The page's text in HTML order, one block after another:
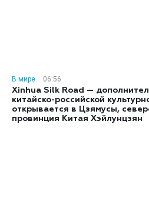
В мире
06:56
Xinhua Silk Road —
китайско-российской
открывается в Цзямусы,
провинция Китая Хэйлунцзян